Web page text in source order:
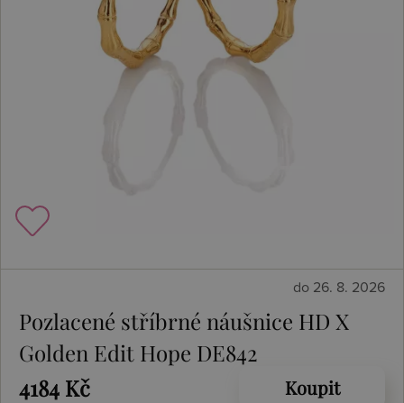
do 26. 8. 2026
Pozlacené stříbrné náušnice HD X
Golden Edit Hope DE842
4184 Kč
Koupit